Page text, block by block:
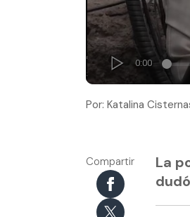
Por: Katalina
Compartir
La